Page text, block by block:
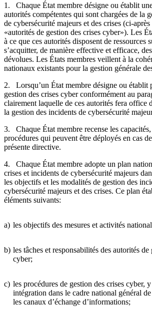
1. Chaque État membre désigne ou établit
autorités compétentes qui sont chargées de la
de cybersécurité majeurs et des crises (ci-après
«autorités de gestion des crises cyber»). Les
à ce que ces autorités disposent de ressources
s’acquitter, de manière effective et efficace,
dévolues. Les États membres veillent à la
nationaux existants pour la gestion générale
2. Lorsqu’un État membre désigne ou établit
gestion des crises cyber conformément au
clairement laquelle de ces autorités fera office
la gestion des incidents de cybersécurité
3. Chaque État membre recense les
procédures qui peuvent être déployés en cas
présente directive.
4. Chaque État membre adopte un plan
crises et incidents de cybersécurité majeurs
les objectifs et les modalités de gestion des
cybersécurité majeurs et des crises. Ce plan
éléments suivants:
a) les objectifs des mesures et activités
b) les tâches et responsabilités des autorités de
cyber;
c) les procédures de gestion des crises cyber,
intégration dans le cadre national général
les canaux d’échange d’informations;